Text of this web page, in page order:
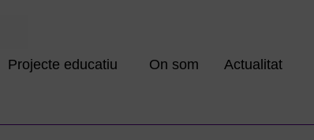
Projecte educatiu On som Actualitat